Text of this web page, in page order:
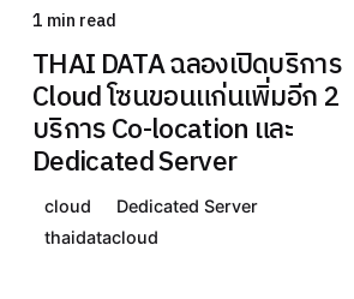
1 min read
THAI DATA ฉลองเปิดบริการ
Cloud โซนขอนแก่นเพิ่มอีก 2
บริการ Co-location และ
Dedicated Server
cloud
Dedicated Server
thaidatacloud